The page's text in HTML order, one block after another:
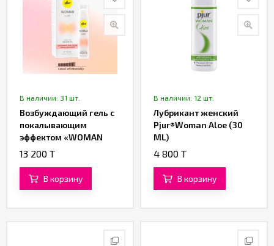
В наличии: 31 шт.
Возбуждающий гель с
покалывающим
эффектом «WOMAN
Lust» от «Pjur»
13 200 T
В корзину
В наличии: 12 шт.
Лубрикант женский
Pjur®Woman Aloe (30
ML)
4 800 T
В корзину